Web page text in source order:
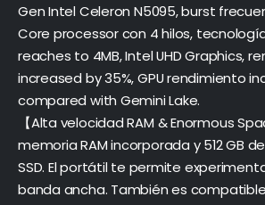
Gen Intel Celeron N5095, burst
Core processor con 4 hilos,
reaches to 4MB, Intel UHD Graphics,
increased by 35%, GPU rendimiento
compared with Gemini Lake.
【Alta velocidad RAM & Enormous
memoria RAM incorporada y 512 GB
SSD. El portátil te permite
banda ancha. También es